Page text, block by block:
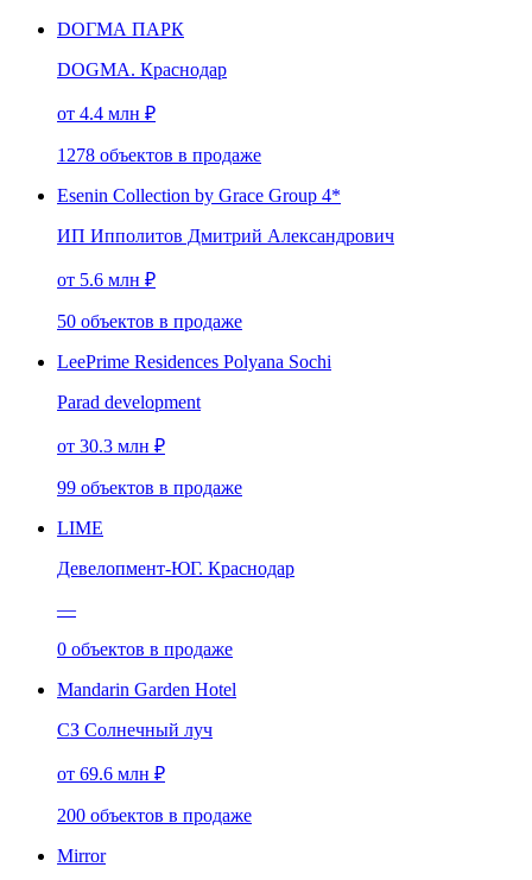
DОГМА ПАРК
DOGMA. Краснодар
от 4.4 млн ₽
1278 объектов в продаже
Esenin Collection by Grace Group 4*
ИП Ипполитов Дмитрий Александрович
от 5.6 млн ₽
50 объектов в продаже
LeePrime Residences Polyana Sochi
Parad development
от 30.3 млн ₽
99 объектов в продаже
LIME
Девелопмент-ЮГ. Краснодар
—
0 объектов в продаже
Mandarin Garden Hotel
СЗ Солнечный луч
от 69.6 млн ₽
200 объектов в продаже
Mirror